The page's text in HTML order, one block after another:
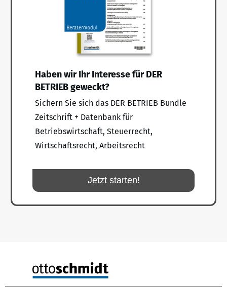
Haben wir Ihr Interesse für DER
BETRIEB geweckt?
Sichern Sie sich das DER BETRIEB Bundle
Zeitschrift + Datenbank für
Betriebswirtschaft, Steuerrecht,
Wirtschaftsrecht, Arbeitsrecht
Jetzt starten!